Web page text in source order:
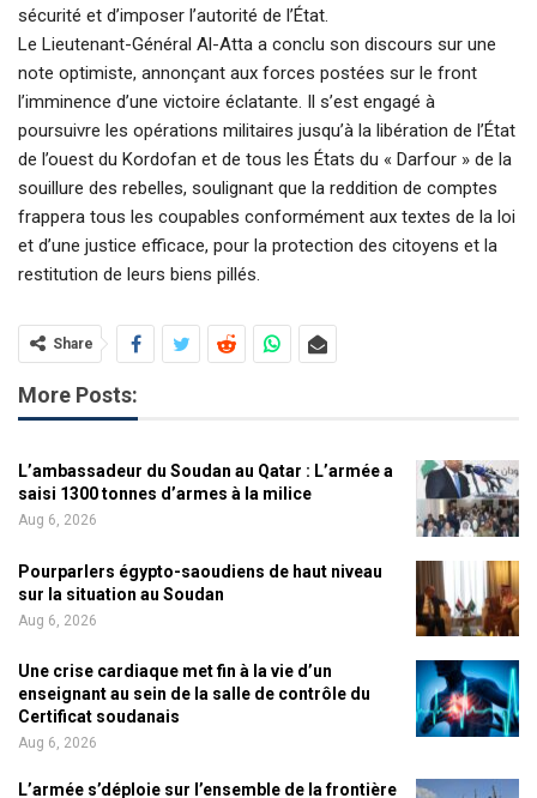
sécurité et d’imposer l’autorité de l’État.
Le Lieutenant-Général Al-Atta a conclu son discours sur une
note optimiste, annonçant aux forces postées sur le front
l’imminence d’une victoire éclatante. Il s’est engagé à
poursuivre les opérations militaires jusqu’à la libération de l’État
de l’ouest du Kordofan et de tous les États du « Darfour » de la
souillure des rebelles, soulignant que la reddition de comptes
frappera tous les coupables conformément aux textes de la loi
et d’une justice efficace, pour la protection des citoyens et la
restitution de leurs biens pillés.
Share
More Posts:
L’ambassadeur du Soudan au Qatar : L’armée a
saisi 1300 tonnes d’armes à la milice
Aug 6, 2026
Pourparlers égypto-saoudiens de haut niveau
sur la situation au Soudan
Aug 6, 2026
Une crise cardiaque met fin à la vie d’un
enseignant au sein de la salle de contrôle du
Certificat soudanais
Aug 6, 2026
L’armée s’déploie sur l’ensemble de la frontière